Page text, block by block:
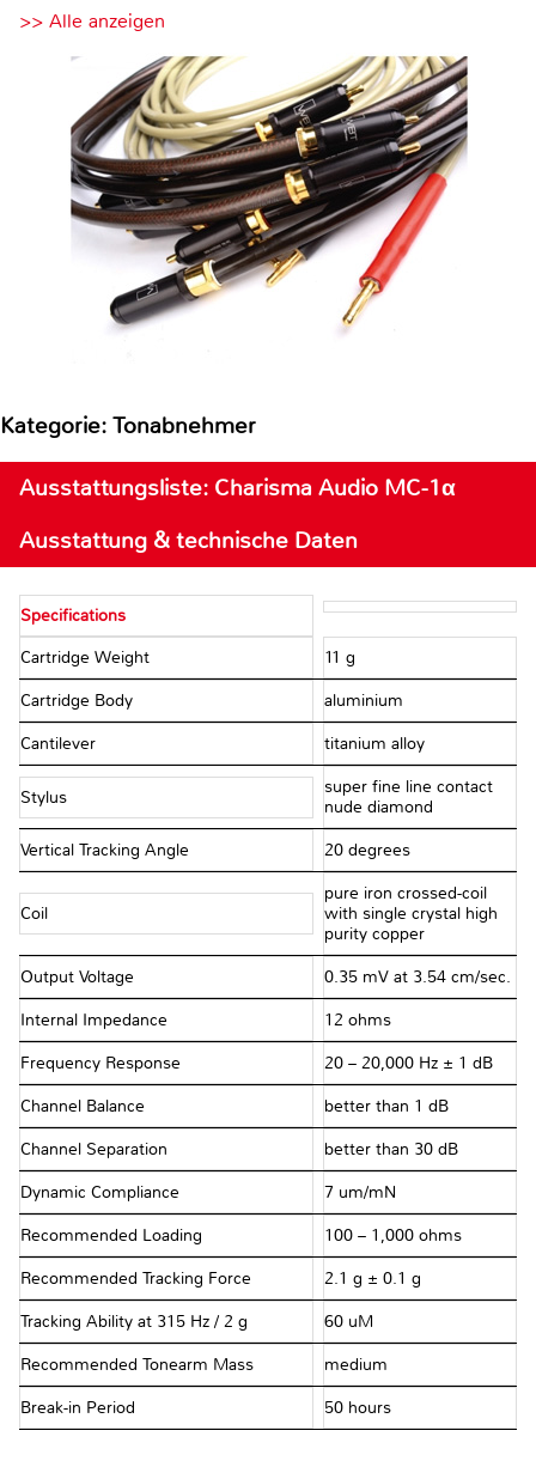
>> Alle anzeigen
Kategorie: Tonabnehmer
Ausstattungsliste: Charisma Audio MC-1α
Ausstattung & technische Daten
Specifications
Cartridge Weight 11 g
Cartridge Body aluminium
Cantilever titanium alloy
Stylus
super fine line contact
nude diamond
Vertical Tracking Angle 20 degrees
Coil
pure iron crossed-coil
with single crystal high
purity copper
Output Voltage 0.35 mV at 3.54 cm/sec.
Internal Impedance 12 ohms
Frequency Response 20 – 20,000 Hz ± 1 dB
Channel Balance better than 1 dB
Channel Separation better than 30 dB
Dynamic Compliance 7 um/mN
Recommended Loading 100 – 1,000 ohms
Recommended Tracking Force 2.1 g ± 0.1 g
Tracking Ability at 315 Hz / 2 g 60 uM
Recommended Tonearm Mass medium
Break-in Period 50 hours